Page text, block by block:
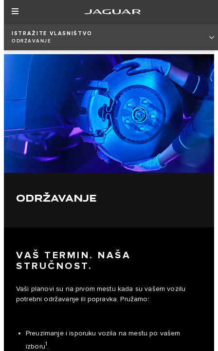
ISTRAŽITE VLASNIŠTVO
ODRŽAVANJE
ODRŽAVANJE
VAŠ TERMIN. NAŠA
STRUČNOST.
Vaši planovi su na prvom mestu kada su vašem vozilu
potrebni održavanje ili popravka. Pružamo:
Preuzimanje i isporuku vozila na mestu po vašem
izboru1 .